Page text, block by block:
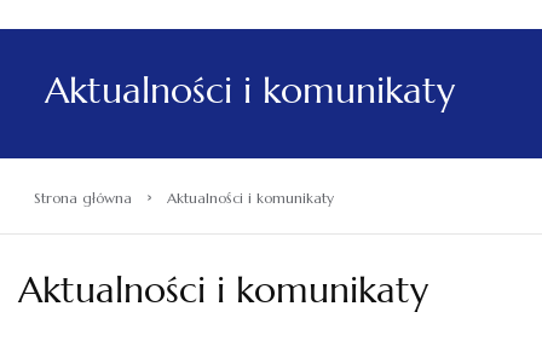
Aktualności i komunikaty
Strona główna › Aktualności i komunikaty
Aktualności i komunikaty